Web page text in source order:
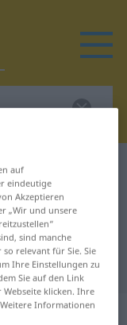
smake
auf
eindeutige
Akzeptieren
„Wir und unsere
sind manche
relevant für Sie. Sie
Ihre Einstellungen zu
Sie auf den Link
klicken. Ihre
Informationen